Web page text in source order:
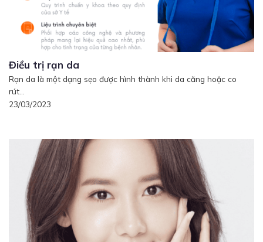
Điều trị rạn da
Rạn da là một dạng sẹo được hình thành khi da căng hoặc co
rút...
23/03/2023